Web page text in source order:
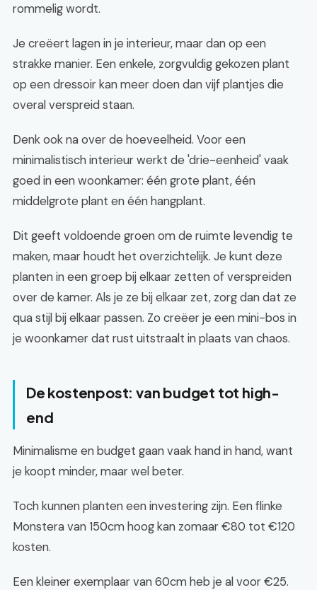
rommelig wordt.
Je creëert lagen in je interieur, maar dan op een
strakke manier. Een enkele, zorgvuldig gekozen plant
op een dressoir kan meer doen dan vijf plantjes die
overal verspreid staan.
Denk ook na over de hoeveelheid. Voor een
minimalistisch interieur werkt de 'drie-eenheid' vaak
goed in een woonkamer: één grote plant, één
middelgrote plant en één hangplant.
Dit geeft voldoende groen om de ruimte levendig te
maken, maar houdt het overzichtelijk. Je kunt deze
planten in een groep bij elkaar zetten of verspreiden
over de kamer. Als je ze bij elkaar zet, zorg dan dat ze
qua stijl bij elkaar passen. Zo creëer je een mini-bos in
je woonkamer dat rust uitstraalt in plaats van chaos.
De kostenpost: van budget tot high-
end
Minimalisme en budget gaan vaak hand in hand, want
je koopt minder, maar wel beter.
Toch kunnen planten een investering zijn. Een flinke
Monstera van 150cm hoog kan zomaar €80 tot €120
kosten.
Een kleiner exemplaar van 60cm heb je al voor €25.